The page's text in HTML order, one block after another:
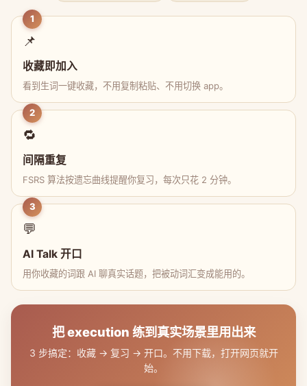
1
📌
收藏即加入
看到生词一键收藏，不用复制粘贴、不用切换 app。
2
🔁
间隔重复
FSRS 算法按遗忘曲线提醒你复习，每次只花 2 分钟。
3
💬
AI Talk 开口
用你收藏的词跟 AI 聊真实话题，把被动词汇变成能用的。
把 execution 练到真实场景里用出来
3 步搞定：收藏 → 复习 → 开口。不用下载，打开网页就开
始。